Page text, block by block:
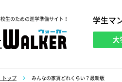
生のための進学準備サイト！ 学生マ
大
トップ みんなの家賃どれくらい？最新版